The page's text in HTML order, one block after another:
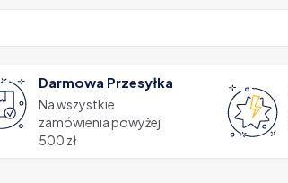
Darmowa Przesyłka
Na wszystkie
zamówienia powyżej
500 zł